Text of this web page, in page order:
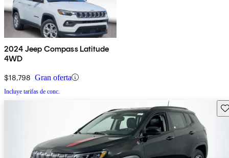
2024 Jeep Compass Latitude
4WD
$18,798 Gran oferta
Incluye tarifas de conc.